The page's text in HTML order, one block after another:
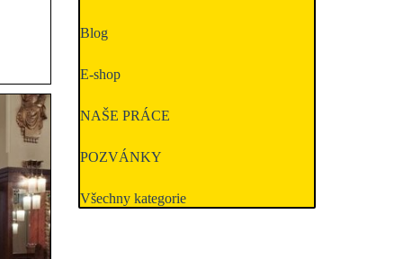
Blog
E-shop
NAŠE PRÁCE
POZVÁNKY
Všechny kategorie